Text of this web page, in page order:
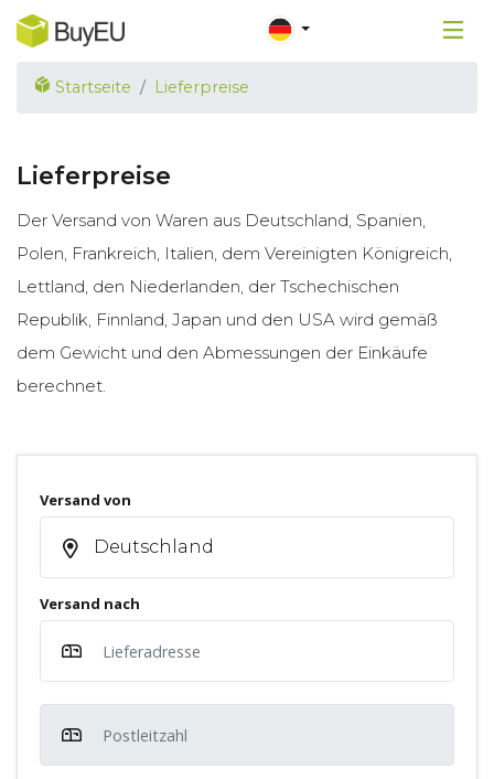
Startseite Lieferpreise
Lieferpreise
Der Versand von Waren aus Deutschland, Spanien,
Polen, Frankreich, Italien, dem Vereinigten Königreich,
Lettland, den Niederlanden, der Tschechischen
Republik, Finnland, Japan und den USA wird gemäß
dem Gewicht und den Abmessungen der Einkäufe
berechnet.
Versand von
Deutschland
Versand nach